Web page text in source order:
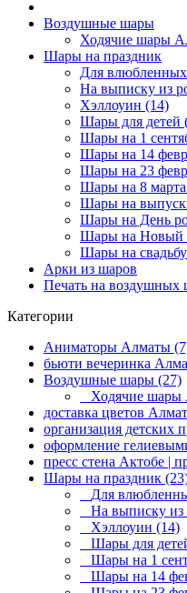
Воздушные шары
Ходячие шары
Шары на праздник
Для
На выписку из
Хэллоуин (14)
Шары для детей
Шары на 1
Шары на 14
Шары на 23
Шары на 8
Шары на
Шары на День
Шары на Новый
Шары на
Арки из шаров
Печать на воздушных
Категории
Аниматоры Алматы
бьюти вечеринка
Воздушные шары (27)
Ходячие шары
доставка цветов
организация детских
оформление
пресс стена Актобе |
Шары на праздник
Для
На выписку из
Хэллоуин (14)
Шары для
Шары на 1
Шары на 14